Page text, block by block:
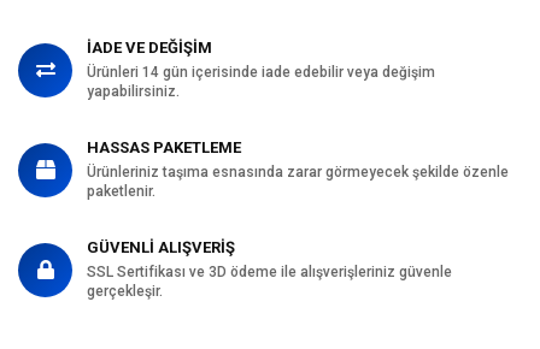
İADE VE DEĞİŞİM
Ürünleri 14 gün içerisinde iade edebilir veya değişim
yapabilirsiniz.
HASSAS PAKETLEME
Ürünleriniz taşıma esnasında zarar görmeyecek şekilde özenle
paketlenir.
GÜVENLİ ALIŞVERİŞ
SSL Sertifikası ve 3D ödeme ile alışverişleriniz güvenle
gerçekleşir.